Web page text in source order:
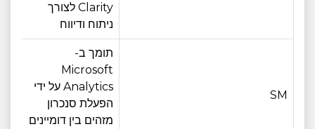
Clarity לצורך
ניתוח ודיווח
SM
תומך ב-
Microsoft
Analytics על ידי
הפעלת סנכרון
מזהים בין דומיינים